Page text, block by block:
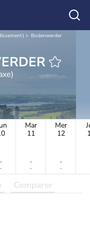
Bodenwerder
-
-
Mar
11
-
-
Mer
12
-
-
Comparer